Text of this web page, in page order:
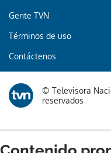
Gente TVN
Términos de uso
Contáctenos
© Televisora
reservados